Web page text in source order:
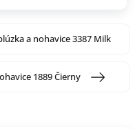
a nohavice 3387 Milk
1889 Čierny